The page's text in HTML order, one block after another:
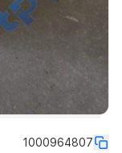
1000964807